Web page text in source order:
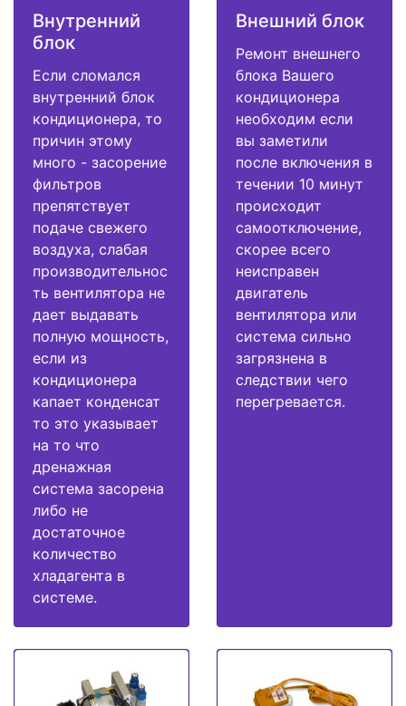
Внутренний
блок
Если сломался
внутренний блок
кондиционера, то
причин этому
много - засорение
фильтров
препятствует
подаче свежего
воздуха, слабая
производительнос
ть вентилятора не
дает выдавать
полную мощность,
если из
кондиционера
капает конденсат
то это указывает
на то что
дренажная
система засорена
либо не
достаточное
количество
хладагента в
системе.
Внешний блок
Ремонт внешнего
блока Вашего
кондиционера
необходим если
вы заметили
после включения в
течении 10 минут
происходит
самоотключение,
скорее всего
неисправен
двигатель
вентилятора или
система сильно
загрязнена в
следствии чего
перегревается.